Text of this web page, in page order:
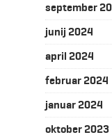
september
junij 2024
april 2024
februar 2024
januar 2024
oktober 2023